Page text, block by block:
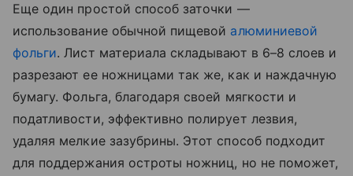
Еще один простой способ заточки —
использование обычной пищевой алюминиевой
фольги. Лист материала складывают в 6–8 слоев и
разрезают ее ножницами так же, как и наждачную
бумагу. Фольга, благодаря своей мягкости и
податливости, эффективно полирует лезвия,
удаляя мелкие зазубрины. Этот способ подходит
для поддержания остроты ножниц, но не поможет,